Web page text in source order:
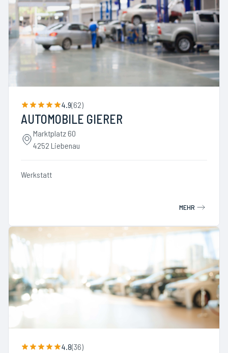
4.9(62)
AUTOMOBILE GIERER
Marktplatz 60
4252 Liebenau
Werkstatt
MEHR
4.8(36)